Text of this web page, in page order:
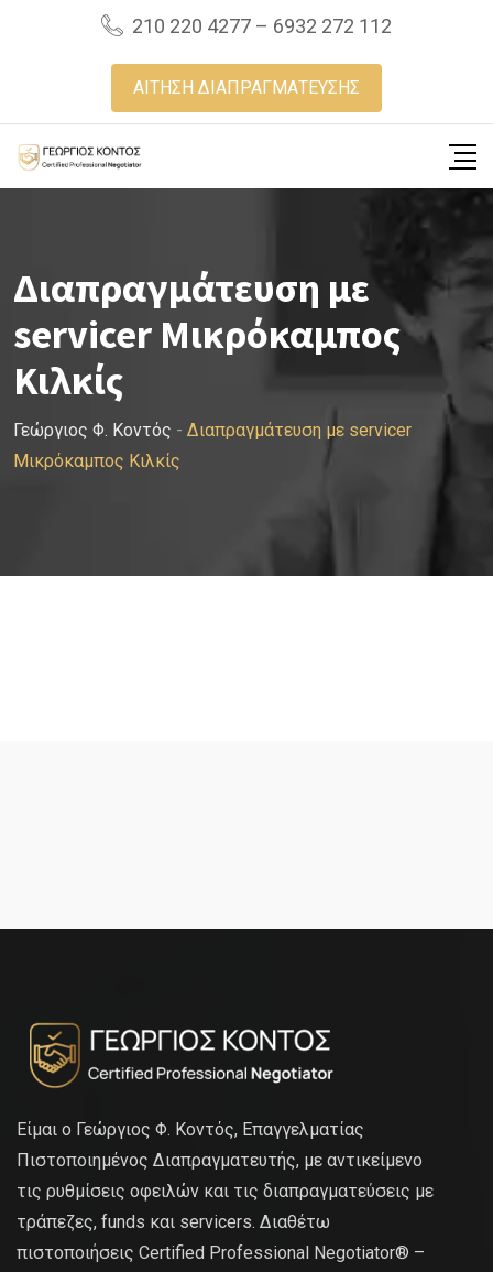
210 220 4277 – 6932 272 112
ΑΙΤΗΣΗ ΔΙΑΠΡΑΓΜΑΤΕΥΣΗΣ
Διαπραγμάτευση με
servicer Μικρόκαμπος
Κιλκίς
Γεώργιος Φ. Κοντός - Διαπραγμάτευση με servicer
Μικρόκαμπος Κιλκίς
Είμαι ο Γεώργιος Φ. Κοντός, Επαγγελματίας
Πιστοποιημένος Διαπραγματευτής, με αντικείμενο
τις ρυθμίσεις οφειλών και τις διαπραγματεύσεις με
τράπεζες, funds και servicers. Διαθέτω
πιστοποιήσεις Certified Professional Negotiator® –